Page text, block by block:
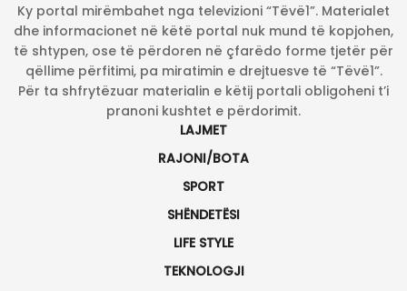
Ky portal mirëmbahet nga televizioni “Tëvë1”. Materialet
dhe informacionet në këtë portal nuk mund të kopjohen,
të shtypen, ose të përdoren në çfarëdo forme tjetër për
qëllime përfitimi, pa miratimin e drejtuesve të “Tëvë1”.
Për ta shfrytëzuar materialin e këtij portali obligoheni t’i
pranoni kushtet e përdorimit.
LAJMET
RAJONI/BOTA
SPORT
SHËNDETËSI
LIFE STYLE
TEKNOLOGJI